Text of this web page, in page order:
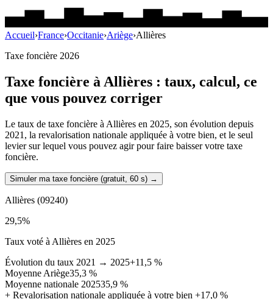
Accueil›France›Occitanie›Ariège›Allières
Taxe foncière 2026
Taxe foncière àAllières : taux, calcul, ce
que vous pouvez corriger
Le taux de taxe foncière à Allières en 2025, son évolution depuis
2021, la revalorisation nationale appliquée à votre bien, et le seul
levier sur lequel vous pouvez agir pour faire baisser votre taxe
foncière.
Simuler ma taxe foncière (gratuit, 60 s) →
Allières (09240)
29,5%
Taux voté à Allières en 2025
Évolution du taux 2021 → 2025+11,5 %
Moyenne Ariège35,3 %
Moyenne nationale 202535,9 %
+ Revalorisation nationale appliquée à votre bien +17,0 %